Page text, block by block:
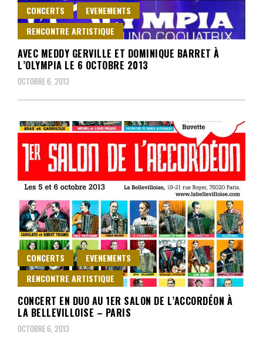
CONCERTS
EVENEMENTS
RENCONTRE ARTISTIQUE
AVEC MEDDY GERVILLE ET DOMINIQUE BARRET À
L’OLYMPIA LE 6 OCTOBRE 2013
OCTOBRE 6, 2013
CONCERTS
EVENEMENTS
RENCONTRE ARTISTIQUE
CONCERT EN DUO AU 1ER SALON DE L’ACCORDÉON À
LA BELLEVILLOISE – PARIS
OCTOBRE 6, 2013